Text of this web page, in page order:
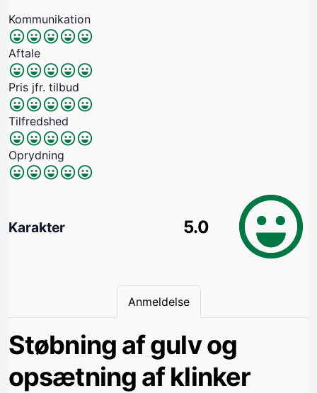
Kommunikation
Aftale
Pris jfr. tilbud
Tilfredshed
Oprydning
Karakter 5.0
Anmeldelse
Støbning af gulv og
opsætning af klinker